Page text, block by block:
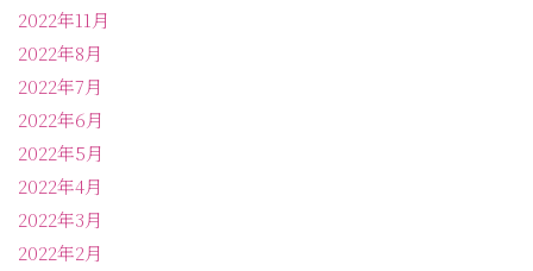
2022年11月
2022年8月
2022年7月
2022年6月
2022年5月
2022年4月
2022年3月
2022年2月